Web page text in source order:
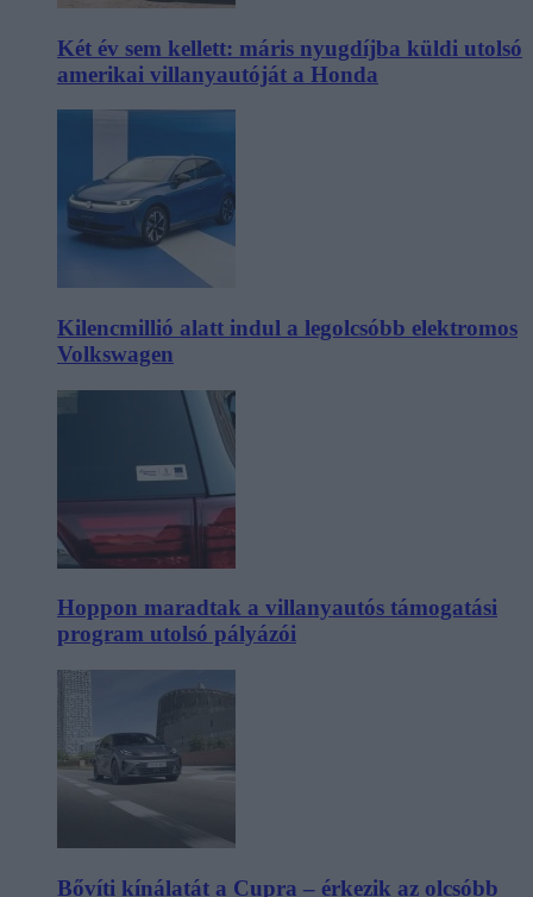
Két év sem kellett: máris nyugdíjba küldi utolsó
amerikai villanyautóját a Honda
Kilencmillió alatt indul a legolcsóbb elektromos
Volkswagen
Hoppon maradtak a villanyautós támogatási
program utolsó pályázói
Bővíti kínálatát a Cupra – érkezik az olcsóbb